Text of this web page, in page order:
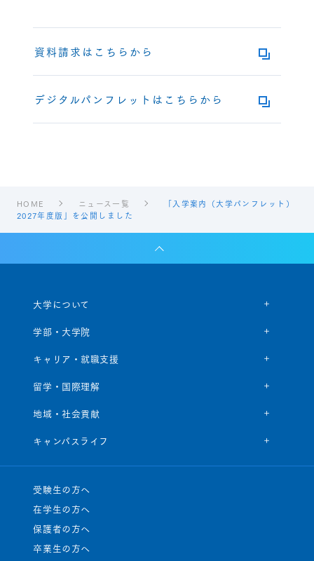
資料請求はこちらから
デジタルパンフレットはこちらから
HOME ニュース一覧
「入学案内（大学パンフレット）
2027年度版」を公開しました
大学について
学部・大学院
キャリア・就職支援
留学・国際理解
地域・社会貢献
キャンパスライフ
受験生の方へ
在学生の方へ
保護者の方へ
卒業生の方へ